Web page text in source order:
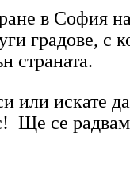
в София
градове, с
страната.
или искате
Ще се